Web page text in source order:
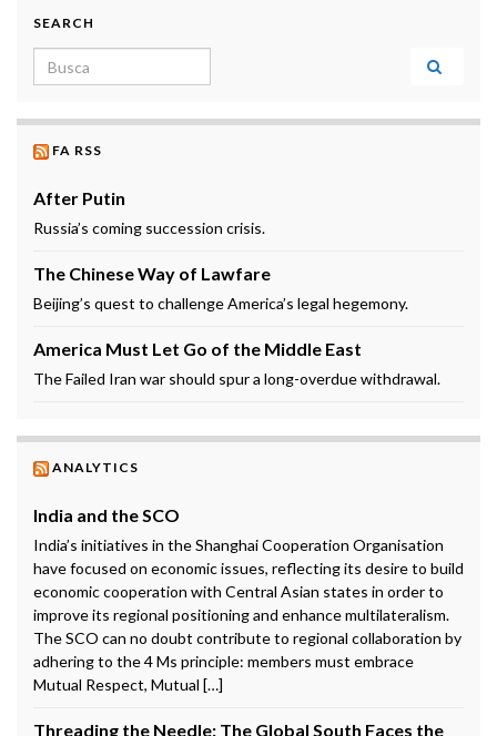
SEARCH
Search for:
FA RSS
After Putin
Russia’s coming succession crisis.
The Chinese Way of Lawfare
Beijing’s quest to challenge America’s legal hegemony.
America Must Let Go of the Middle East
The Failed Iran war should spur a long-overdue withdrawal.
ANALYTICS
India and the SCO
India’s initiatives in the Shanghai Cooperation Organisation
have focused on economic issues, reflecting its desire to build
economic cooperation with Central Asian states in order to
improve its regional positioning and enhance multilateralism.
The SCO can no doubt contribute to regional collaboration by
adhering to the 4 Ms principle: members must embrace
Mutual Respect, Mutual […]
Threading the Needle: The Global South Faces the